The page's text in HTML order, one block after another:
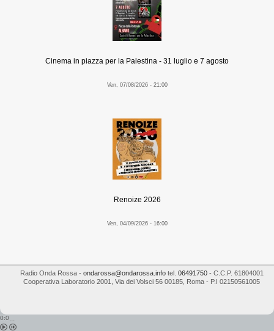
Cinema in piazza per la Palestina - 31 luglio e 7 agosto
Ven, 07/08/2026 - 21:00
Renoize 2026
Ven, 04/09/2026 - 16:00
Radio Onda Rossa- ondarossa@ondarossa.infotel. 06491750- C.C.P. 61804001
Cooperativa Laboratorio 2001
Via dei Volsci 56 00185 Roma - P.I 02150561005
0:0...